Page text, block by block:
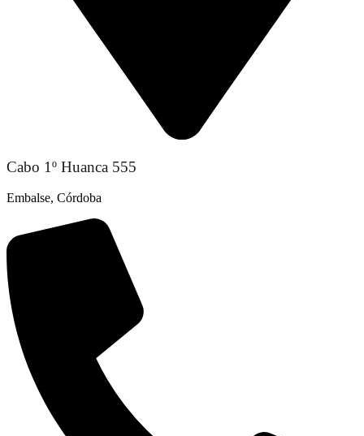
Cabo 1º Huanca 555
Embalse, Córdoba